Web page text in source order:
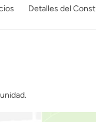
Detalles del